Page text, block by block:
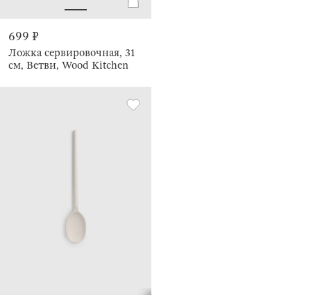
699 ₽
Ложка сервировочная, 31
см, Ветви, Wood Kitchen